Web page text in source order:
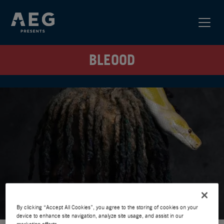
BLEOOD
By clicking “Accept All Cookies”, you agree to the storing of cookies on your
device to enhance site navigation, analyze site usage, and assist in our